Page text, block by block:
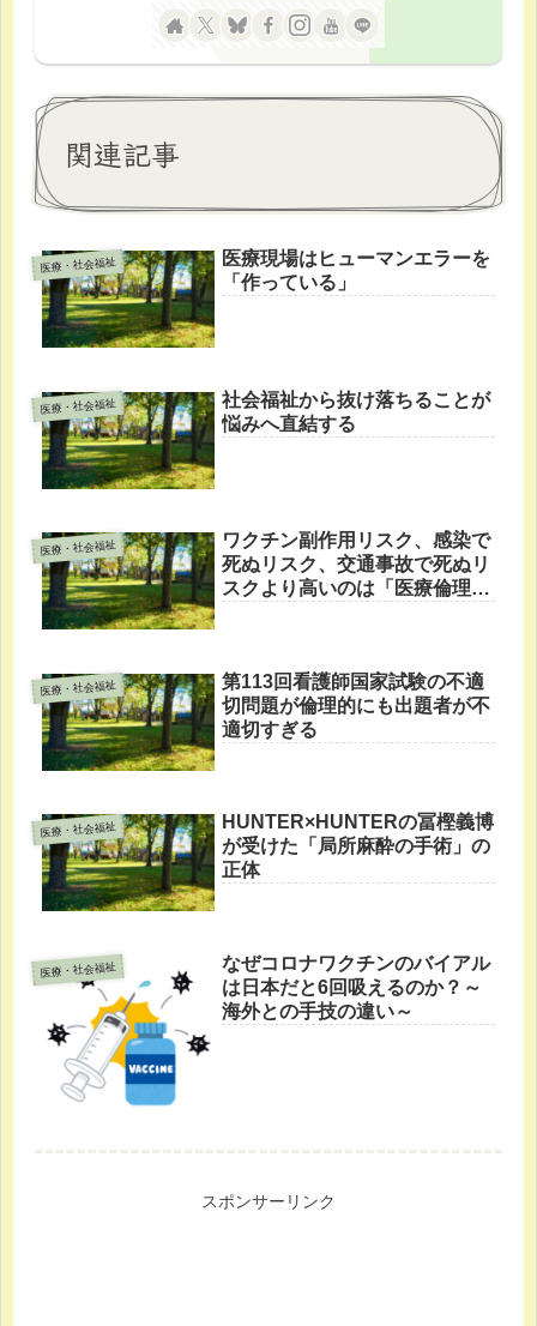
関連記事
医療・社会福祉
医療現場はヒューマンエラーを
「作っている」
医療・社会福祉
社会福祉から抜け落ちることが
悩みへ直結する
医療・社会福祉
ワクチン副作用リスク、感染で
死ぬリスク、交通事故で死ぬリ
スクより高いのは「医療倫理違
医療・社会福祉
第113回看護師国家試験の不適
切問題が倫理的にも出題者が不
適切すぎる
医療・社会福祉
HUNTER×HUNTERの冨樫義博
が受けた「局所麻酔の手術」の
正体
医療・社会福祉
なぜコロナワクチンのバイアル
は日本だと6回吸えるのか？～
海外との手技の違い～
スポンサーリンク